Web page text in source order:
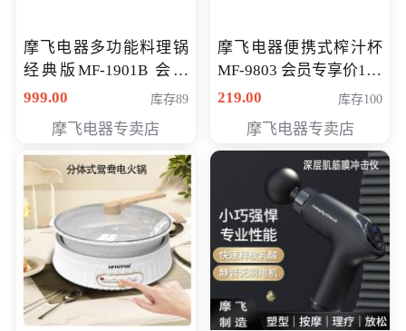
摩飞电器多功能料理锅
经典版MF-1901B 会员
专享价399元
999.00 库存89
摩飞电器专卖店
摩飞电器便携式榨汁杯
MF-9803 会员专享价138
元
219.00 库存100
摩飞电器专卖店